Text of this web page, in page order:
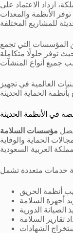
ازداد الاعتماد على
توفر الأنظمة والمعدات
المؤسسات التي تجمع
حيث توفر حلولًا متكاملة
العالمية في تجهيز
في الأنظمة الحديثة
مؤسسات السلامة
الحماية والوقاية